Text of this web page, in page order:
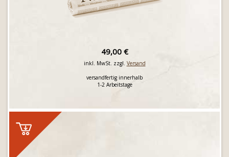
49,00 €
inkl. MwSt. zzgl. Versand
versandfertig innerhalb
1-2 Arbeitstage